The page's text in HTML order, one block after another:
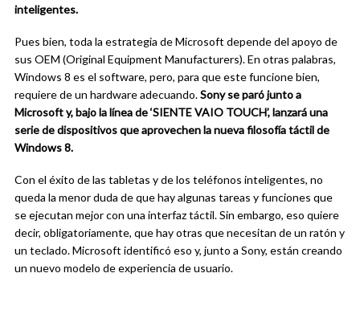
inteligentes.
Pues bien, toda la estrategia de Microsoft depende del apoyo de
sus OEM (Original Equipment Manufacturers). En otras palabras,
Windows 8 es el software, pero, para que este funcione bien,
requiere de un hardware adecuando.Sony se paró junto a
Microsoft y, bajo la línea de ‘SIENTE VAIO TOUCH’, lanzará una
serie de dispositivos que aprovechen la nueva filosofía táctil de
Windows 8.
Con el éxito de las tabletas y de los teléfonos inteligentes, no
queda la menor duda de que hay algunas tareas y funciones que
se ejecutan mejor con una interfaz táctil. Sin embargo, eso quiere
decir, obligatoriamente, que hay otras que necesitan de un ratón y
un teclado. Microsoft identificó eso y, junto a Sony, están creando
un nuevo modelo de experiencia de usuario.